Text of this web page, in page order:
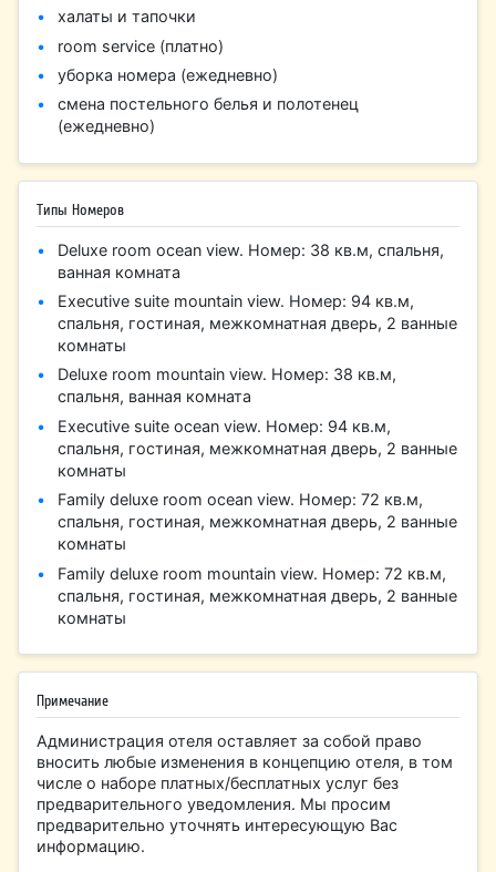
халаты и тапочки
room service (платно)
уборка номера (ежедневно)
смена постельного белья и полотенец
(ежедневно)
Типы Номеров
Deluxe room ocean view. Номер: 38 кв.м, спальня,
ванная комната
Executive suite mountain view. Номер: 94 кв.м,
спальня, гостиная, межкомнатная дверь, 2 ванные
комнаты
Deluxe room mountain view. Номер: 38 кв.м,
спальня, ванная комната
Executive suite ocean view. Номер: 94 кв.м,
спальня, гостиная, межкомнатная дверь, 2 ванные
комнаты
Family deluxe room ocean view. Номер: 72 кв.м,
спальня, гостиная, межкомнатная дверь, 2 ванные
комнаты
Family deluxe room mountain view. Номер: 72 кв.м,
спальня, гостиная, межкомнатная дверь, 2 ванные
комнаты
Примечание
Администрация отеля оставляет за собой право
вносить любые изменения в концепцию отеля, в том
числе о наборе платных/бесплатных услуг без
предварительного уведомления. Мы просим
предварительно уточнять интересующую Вас
информацию.